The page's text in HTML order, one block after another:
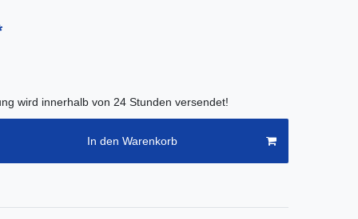
wird innerhalb von 24 Stunden versendet!
In den Warenkorb